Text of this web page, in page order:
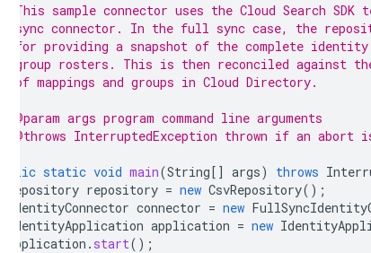
* This sample connector uses the Cloud Search
* sync connector. In the full sync case, the
* for providing a snapshot of the complete identity
* group rosters. This is then reconciled against
* of mappings and groups in Cloud Directory.
* @param args program command line arguments
* @throws InterruptedException thrown if an
public static void main(String[] args) throws
Repository repository = new CsvRepository();
IdentityConnector connector = new
IdentityApplication application = new
application . start();